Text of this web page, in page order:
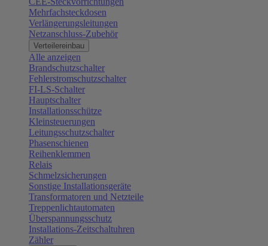
Mehrfachsteckdosen
Verlängerungsleitungen
Netzanschluss-Zubehör
Verteilereinbau
Alle anzeigen
Brandschutzschalter
Fehlerstromschutzschalter
FI-LS-Schalter
Hauptschalter
Installationsschütze
Kleinsteuerungen
Leitungsschutzschalter
Phasenschienen
Reihenklemmen
Relais
Schmelzsicherungen
Sonstige Installationsgeräte
Transformatoren und Netzteile
Treppenlichtautomaten
Überspannungsschutz
Installations-Zeitschaltuhren
Zähler